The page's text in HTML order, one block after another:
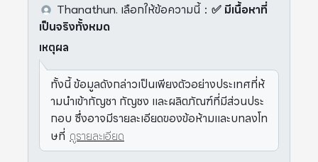
Thanathun. เลือกให้ข้อความนี้： ✅ มีเนื้อหาที่
เป็นจริงทั้งหมด
เหตุผล
ทั้งนี้ ข้อมูลดังกล่าวเป็นเพียงตัวอย่างประเทศที่ห้
ามนำเข้ากัญชา กัญชง และผลิตภัณฑ์ที่มีส่วนประ
กอบ ซึ่งอาจมีรายละเอียดของข้อห้ามและบทลงโท
ษที่ ดูรายละเอียด